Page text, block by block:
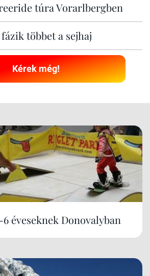
túra Vorarlbergben
többet a sejhaj
Kérek még!
éveseknek Donovalyban